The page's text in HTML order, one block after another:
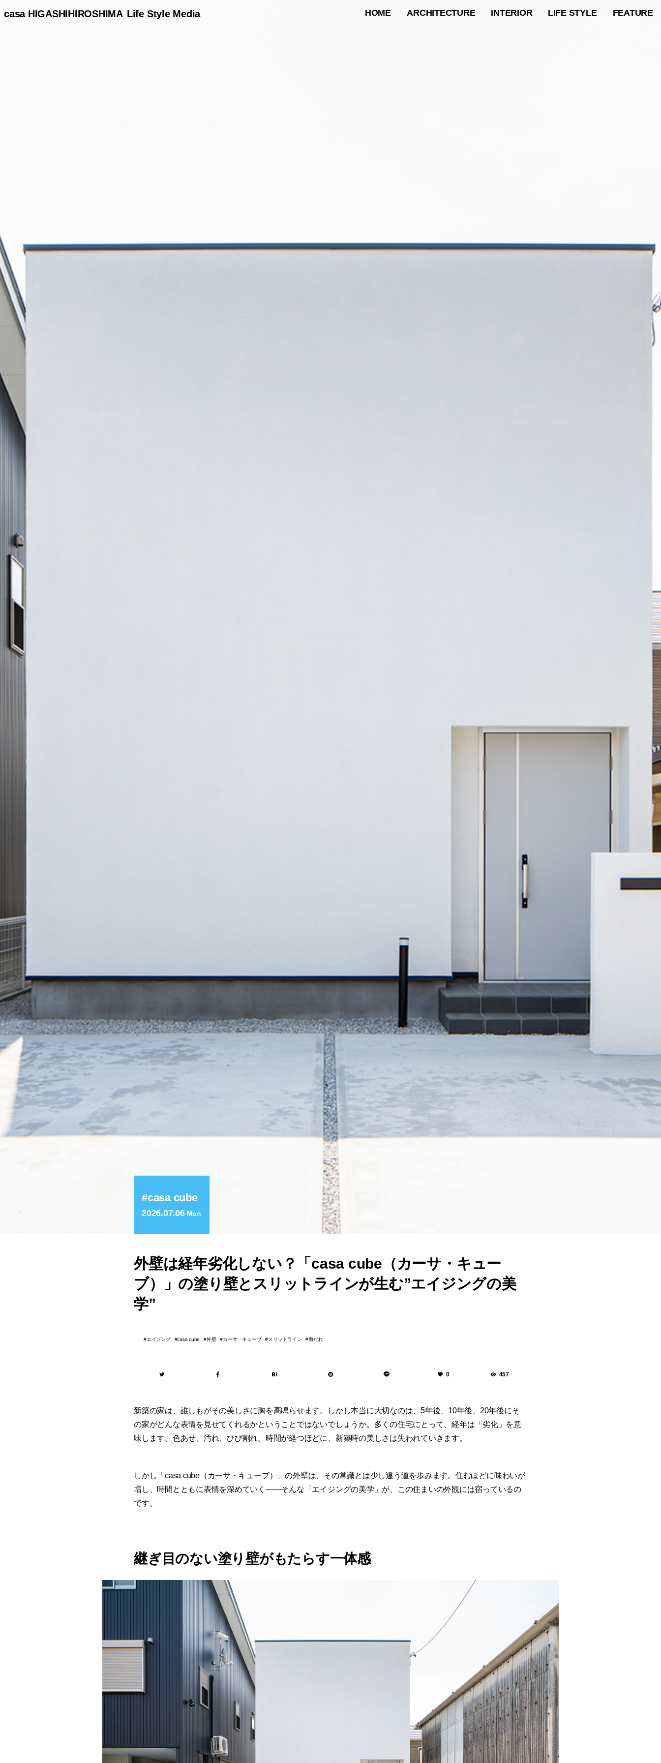
casa HIGASHIHIROSHIMA Life Style Media HOME ARCHITECTURE INTERIOR LIFE STYLE FEATURE
casa cube
2026.07.06 Mon
外壁は経年劣化しない？「casa cube（カーサ・キュー
ブ）」の塗り壁とスリットラインが生む”エイジングの美
学”
エイジング casa cube 外壁 カーサ・キューブ スリットライン 雨だれ
0 457
新築の家は、誰しもがその美しさに胸を高鳴らせます。しかし本当に大切なのは、5年後、10年後、20年後にそ
の家がどんな表情を見せてくれるかということではないでしょうか。多くの住宅にとって、経年は「劣化」を意
味します。色あせ、汚れ、ひび割れ。時間が経つほどに、新築時の美しさは失われていきます。
しかし「casa cube（カーサ・キューブ）」の外壁は、その常識とは少し違う道を歩みます。住むほどに味わいが
増し、時間とともに表情を深めていく——そんな「エイジングの美学」が、この住まいの外観には宿っているの
です。
継ぎ目のない塗り壁がもたらす一体感